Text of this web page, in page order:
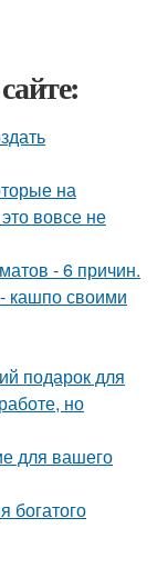
на
вовсе не
- 6 причин.
кашпо своими
подарок для
но
для вашего
богатого